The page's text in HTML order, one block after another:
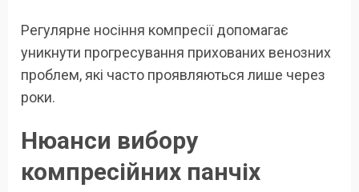
Регулярне носіння компресії допомагає
уникнути прогресування прихованих венозних
проблем, які часто проявляються лише через
роки.
Нюанси вибору
компресійних панчіх